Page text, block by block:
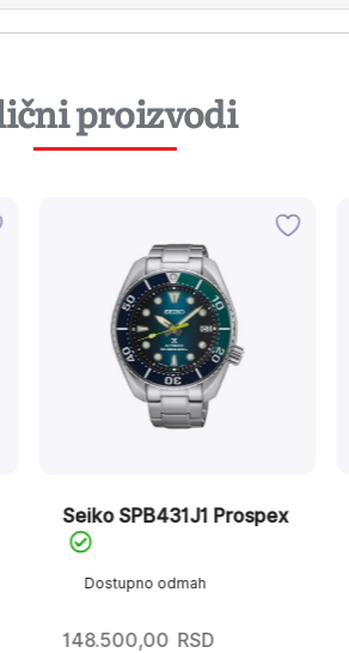
proizvodi
Dostupno odmah
SPB431J1 Prospex
RSD
Seiko